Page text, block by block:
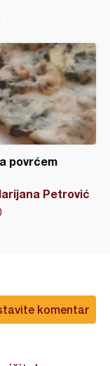
povrćem
Petrović
komentar